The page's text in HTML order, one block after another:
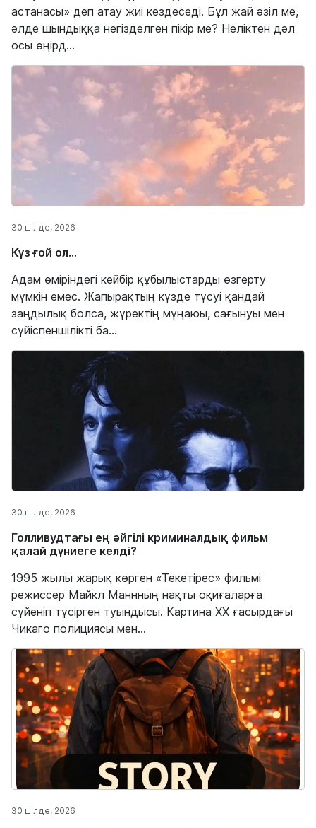
астанасы» деп атау жиі кездеседі. Бұл жай әзіл ме,
әлде шындыққа негізделген пікір ме? Неліктен дәл
осы өңірд...
30 шілде, 2026
Күз ғой ол…
Адам өміріндегі кейбір құбылыстарды өзгерту
мүмкін емес. Жапырақтың күзде түсуі қандай
заңдылық болса, жүректің мұңаюы, сағынуы мен
сүйіспеншілікті ба...
30 шілде, 2026
Голливудтағы ең әйгілі криминалдық фильм
қалай дүниеге келді?
1995 жылы жарық көрген «Текетірес» фильмі
режиссер Майкл Маннның нақты оқиғаларға
сүйеніп түсірген туындысы. Картина ХХ ғасырдағы
Чикаго полициясы мен...
30 шілде, 2026